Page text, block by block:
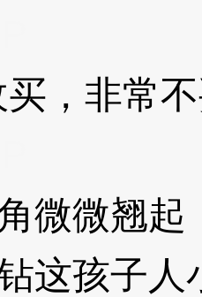
，非常不
微翘起
这孩子